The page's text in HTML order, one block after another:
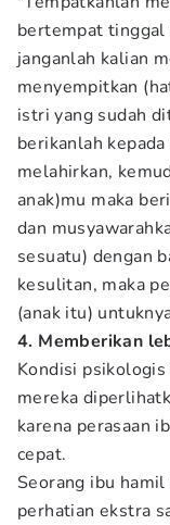
bertempat tinggal
janganlah kalian
menyempitkan
istri yang sudah
berikanlah
melahirkan,
anak)mu maka
dan
sesuatu) dengan
kesulitan, maka
(anak itu)
4. Memberikan
Kondisi
mereka
karena perasaan
cepat.
Seorang ibu
perhatian ekstra